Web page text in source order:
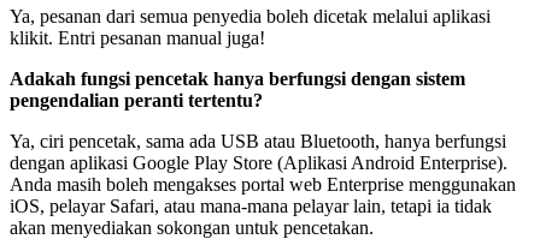
Ya, pesanan dari semua penyedia boleh dicetak melalui aplikasi
klikit. Entri pesanan manual juga!
Adakah fungsi pencetak hanya berfungsi dengan sistem
pengendalian peranti tertentu?
Ya, ciri pencetak, sama ada USB atau Bluetooth, hanya berfungsi
dengan aplikasi Google Play Store (Aplikasi Android Enterprise).
Anda masih boleh mengakses portal web Enterprise menggunakan
iOS, pelayar Safari, atau mana-mana pelayar lain, tetapi ia tidak
akan menyediakan sokongan untuk pencetakan.